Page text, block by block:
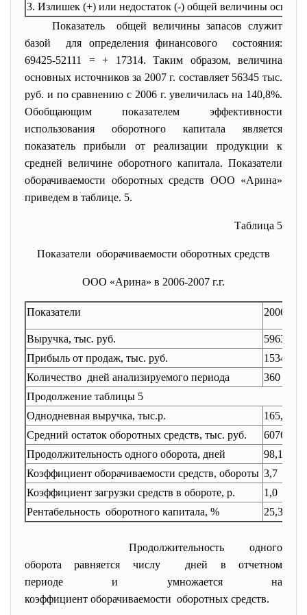
3. Излишек (+) или недостаток (-) общей величины
Показатель общей величины запасов служит
базой для определения финансового состояния:
69425-52111 = + 17314. Таким образом, величина
основных источников за 2007 г. составляет 56345 тыс.
руб. и по сравнению с 2006 г. увеличилась на 140,8%.
Обобщающим показателем эффективности
использования оборотного капитала является
показатель прибыли от реализации продукции к
средней величине оборотного капитала. Показатели
оборачиваемости оборотных средств ООО «Арина»
приведем в таблице. 5.
Таблица 5
Показатели оборачиваемости оборотных средств
ООО «Арина» в 2006-2007 г.г.
Показатели 2006
Выручка, тыс. руб. 59630
Прибыль от продаж, тыс. руб.
15348
Количество дней анализируемого периода
360
Продолжение таблицы 5
Однодневная выручка, тыс.р.
165,6
Средний остаток оборотных средств, тыс. руб.
60768
Продолжительность одного оборота, дней
98,1
Коэффициент оборачиваемости средств, обороты 3,7
Коэффициент загрузки средств в обороте, р.
1,0
Рентабельность оборотного капитала, %
25,3
Продолжительность одного
оборота равняется числу дней в отчетном
периоде и умножается на
коэффициент оборачиваемости оборотных средств.